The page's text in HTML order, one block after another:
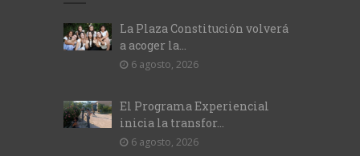
La Plaza Constitución volverá
a acoger la...
6 agosto, 2026
El Programa Experiencial
inicia la transfor...
6 agosto, 2026